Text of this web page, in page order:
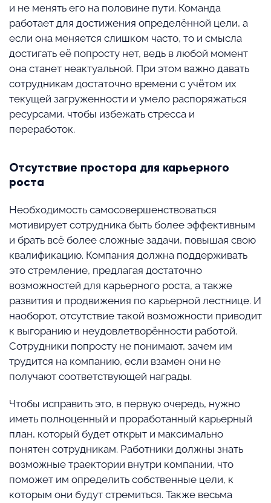
и не менять его на половине пути. Команда
работает для достижения определённой цели, а
если она меняется слишком часто, то и смысла
достигать её попросту нет, ведь в любой момент
она станет неактуальной. При этом важно давать
сотрудникам достаточно времени с учётом их
текущей загруженности и умело распоряжаться
ресурсами, чтобы избежать стресса и
переработок.
Отсутствие простора для карьерного
роста
Необходимость самосовершенствоваться
мотивирует сотрудника быть более эффективным
и брать всё более сложные задачи, повышая свою
квалификацию. Компания должна поддерживать
это стремление, предлагая достаточно
возможностей для карьерного роста, а также
развития и продвижения по карьерной лестнице. И
наоборот, отсутствие такой возможности приводит
к выгоранию и неудовлетворённости работой.
Сотрудники попросту не понимают, зачем им
трудится на компанию, если взамен они не
получают соответствующей награды.
Чтобы исправить это, в первую очередь, нужно
иметь полноценный и проработанный карьерный
план, который будет открыт и максимально
понятен сотрудникам. Работники должны знать
возможные траектории внутри компании, что
поможет им определить собственные цели, к
которым они будут стремиться. Также весьма